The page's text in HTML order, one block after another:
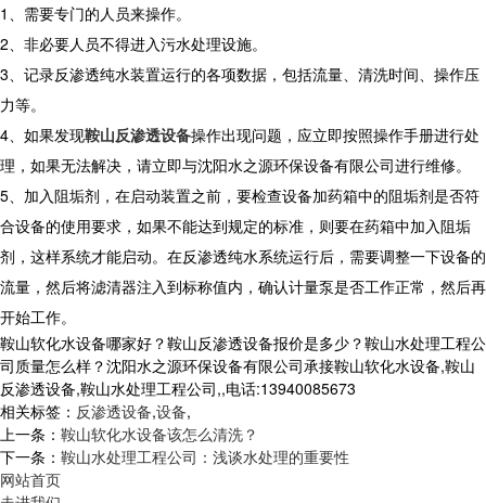
1、需要专门的人员来操作。
2、非必要人员不得进入污水处理设施。
3、记录反渗透纯水装置运行的各项数据，包括流量、清洗时间、操作压
力等。
4、如果发现鞍山反渗透设备操作出现问题，应立即按照操作手册进行处
理，如果无法解决，请立即与沈阳水之源环保设备有限公司进行维修。
5、加入阻垢剂，在启动装置之前，要检查设备加药箱中的阻垢剂是否符
合设备的使用要求，如果不能达到规定的标准，则要在药箱中加入阻垢
剂，这样系统才能启动。在反渗透纯水系统运行后，需要调整一下设备的
流量，然后将滤清器注入到标称值内，确认计量泵是否工作正常，然后再
开始工作。
鞍山软化水设备哪家好？鞍山反渗透设备报价是多少？鞍山水处理工程公
司质量怎么样？沈阳水之源环保设备有限公司承接鞍山软化水设备,鞍山
反渗透设备,鞍山水处理工程公司,,电话:13940085673
相关标签： 反渗透设备,设备,
上一条： 鞍山软化水设备该怎么清洗？
下一条： 鞍山水处理工程公司：浅谈水处理的重要性
网站首页